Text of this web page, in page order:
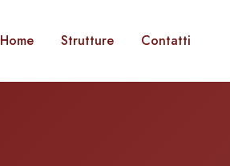
Home Strutture Contatti